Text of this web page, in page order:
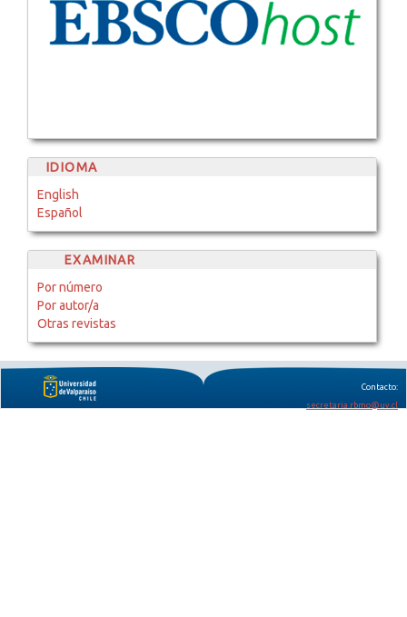
IDIOMA
English
Español
EXAMINAR
Por número
Por autor/a
Otras revistas
Contacto:
secretaria.rbmo@uv.cl